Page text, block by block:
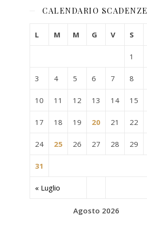
CALENDARIO SCADENZE
Agosto 2026
L M M G V S
« Luglio
1
3 4 5 6 7 8
10 11 12 13 14 15
17 18 19 20 21 22
24 25 26 27 28 29
31